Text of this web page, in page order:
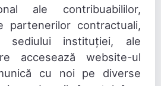
ale contribuabililor,
partenerilor contractuali,
sediului instituției, ale
accesează website-ul
cu noi pe diverse